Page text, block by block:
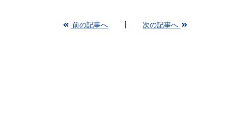
前の記事へ 次の記事へ